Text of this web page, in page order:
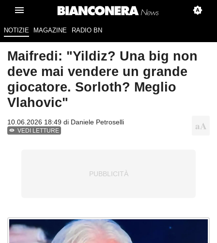
NOTIZIE MAGAZINE RADIO BN
Maifredi: "Yildiz? Una big non
deve mai vendere un grande
giocatore. Sorloth? Meglio
Vlahovic"
10.06.2026 18:49 di Daniele Petroselli
VEDI LETTURE